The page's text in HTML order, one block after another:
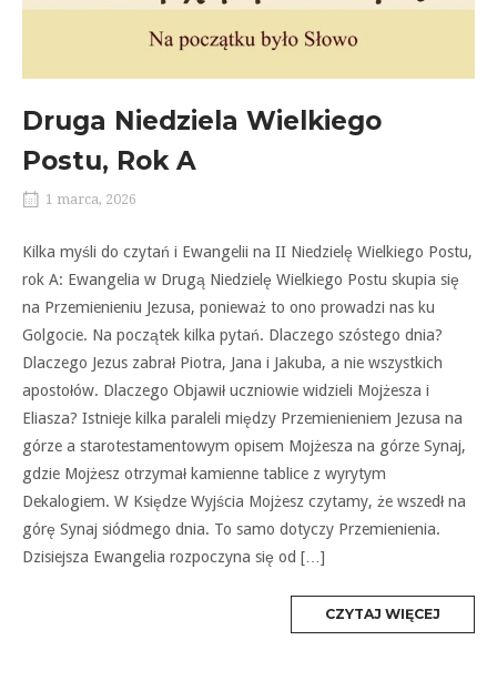
Druga Niedziela Wielkiego
Postu, Rok A
1 marca, 2026
Kilka myśli do czytań i Ewangelii na II Niedzielę Wielkiego Postu,
rok A: Ewangelia w Drugą Niedzielę Wielkiego Postu skupia się
na Przemienieniu Jezusa, ponieważ to ono prowadzi nas ku
Golgocie. Na początek kilka pytań. Dlaczego szóstego dnia?
Dlaczego Jezus zabrał Piotra, Jana i Jakuba, a nie wszystkich
apostołów. Dlaczego Objawił uczniowie widzieli Mojżesza i
Eliasza? Istnieje kilka paraleli między Przemienieniem Jezusa na
górze a starotestamentowym opisem Mojżesza na górze Synaj,
gdzie Mojżesz otrzymał kamienne tablice z wyrytym
Dekalogiem. W Księdze Wyjścia Mojżesz czytamy, że wszedł na
górę Synaj siódmego dnia. To samo dotyczy Przemienienia.
Dzisiejsza Ewangelia rozpoczyna się od […]
CZYTAJ WIĘCEJ